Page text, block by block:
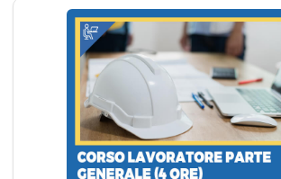
Scopri i requisiti e le novità
per i corsi di formazione
sulla…
Continua